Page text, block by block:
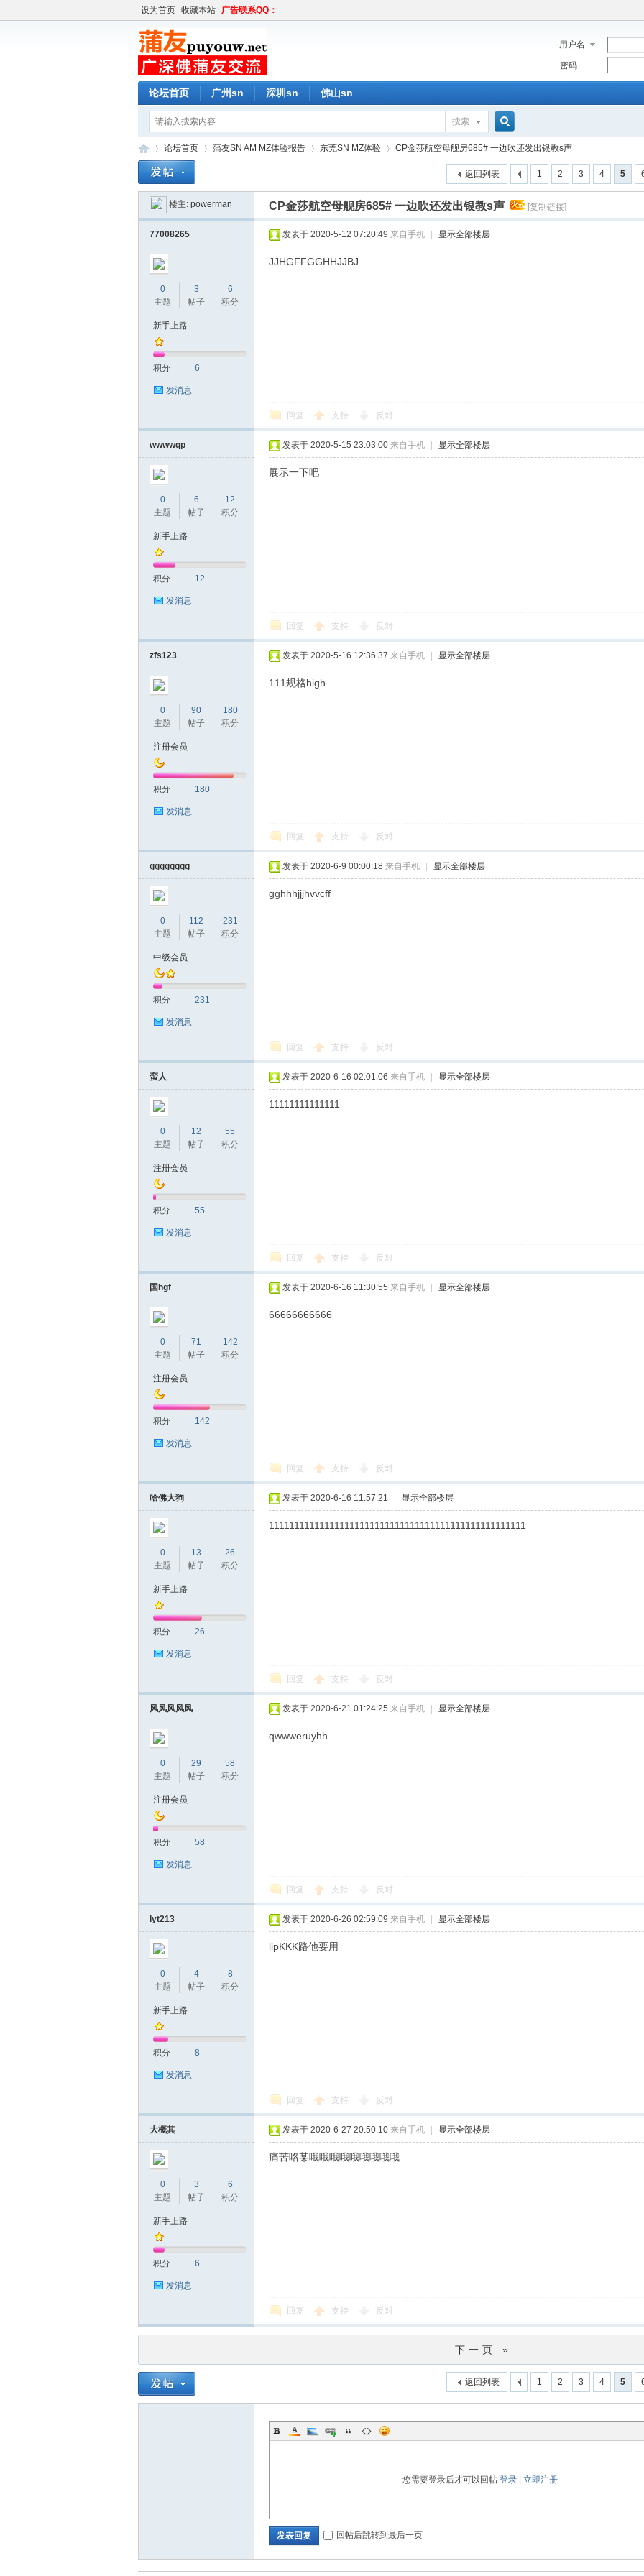
设为首页 收藏本站 广告联系QQ：
用户名
密码
论坛首页 广州sn 深圳sn 佛山sn
搜索
搜
索
论
圳
品
»
论坛首页
›
蒲友SN AM MZ体验报告
›
东莞SN MZ体验
›
CP金莎航空母舰房685# 一边吹还发出银教s声
1 2 3 4 5
返回列表
楼主: powerman CP金莎航空母舰房685# 一边吹还发出银教s声 [复制链接]
77008265
0
主题
3
帖子
6
积分
新手上路
积分 6
发消息
发表于 2020-5-12 07:20:49 来自手机 显示全部楼层
JJHGFFGGHHJJBJ
回复 支持 反对
wwwwqp
0
主题
6
帖子
12
积分
新手上路
积分 12
发消息
发表于 2020-5-15 23:03:00 来自手机 显示全部楼层
展示一下吧
回复 支持 反对
zfs123
0
主题
90
帖子
180
积分
注册会员
积分 180
发消息
发表于 2020-5-16 12:36:37 来自手机 显示全部楼层
111规格high
回复 支持 反对
gggggggg
0
主题
112
帖子
231
积分
中级会员
积分 231
发消息
发表于 2020-6-9 00:00:18 来自手机 显示全部楼层
gghhhjjjhvvcff
回复 支持 反对
蛮人
0
主题
12
帖子
55
积分
注册会员
积分 55
发消息
发表于 2020-6-16 02:01:06 来自手机 显示全部楼层
11111111111111
回复 支持 反对
国hgf
0
主题
71
帖子
142
积分
注册会员
积分 142
发消息
发表于 2020-6-16 11:30:55 来自手机 显示全部楼层
66666666666
回复 支持 反对
哈佛大狗
0
主题
13
帖子
26
积分
新手上路
积分 26
发消息
发表于 2020-6-16 11:57:21 显示全部楼层
111111111111111111111111111111111111111111111111111
回复 支持 反对
风风风风风
0
主题
29
帖子
58
积分
注册会员
积分 58
发消息
发表于 2020-6-21 01:24:25 来自手机 显示全部楼层
qwwweruyhh
回复 支持 反对
lyt213
0
主题
4
帖子
8
积分
新手上路
积分 8
发消息
发表于 2020-6-26 02:59:09 来自手机 显示全部楼层
lipKKK路他要用
回复 支持 反对
大概其
0
主题
3
帖子
6
积分
新手上路
积分 6
发消息
发表于 2020-6-27 20:50:10 来自手机 显示全部楼层
痛苦咯某哦哦哦哦哦哦哦哦哦
回复 支持 反对
下一页 »
1 2 3 4 5
返回列表
您需要登录后才可以回帖 登录| 立即注册
发表回复 回帖后跳转到最后一页